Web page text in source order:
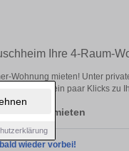
Ihre 4-Raum-
Wohnung mieten! Unter
Mit ein paar Klicks zu
zum mieten
wieder vorbei!